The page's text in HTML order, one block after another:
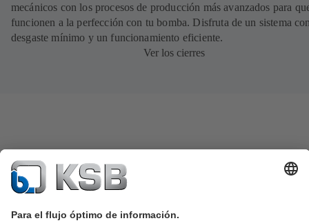
mecánicos con los procesos de producción más avanzados para
funcionen a la perfección con tu bomba. Disfruta de un sistema
desgaste mínimo y un funcionamiento eficiente.
Ver los cierres